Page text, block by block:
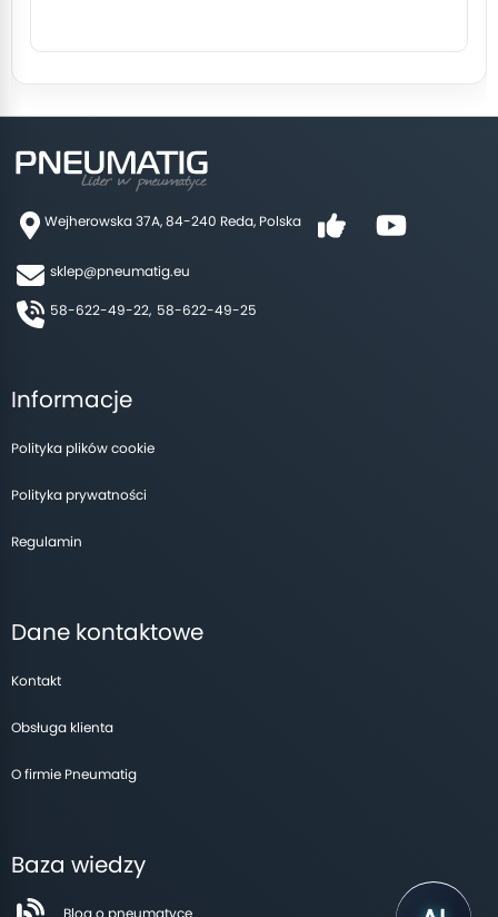
Wejherowska 37A, 84-240 Reda, Polska
sklep@pneumatig.eu
58-622-49-22, 58-622-49-25
Informacje
Polityka plików cookie
Polityka prywatności
Regulamin
Dane kontaktowe
Kontakt
Obsługa klienta
O firmie Pneumatig
Baza wiedzy
Blog o pneumatyce